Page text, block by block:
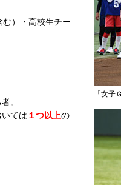
「女子
む）・高校生チー
。
いては １つ以上の